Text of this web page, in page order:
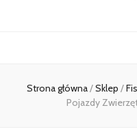
Strona główna/Sklep /
Pojazdy